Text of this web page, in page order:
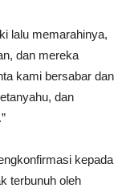
lalu memarahinya,
dan mereka
kami bersabar dan
dan
kepada
terbunuh oleh